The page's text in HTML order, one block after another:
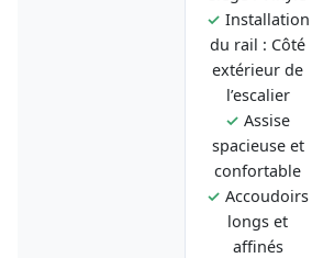
✓ Installation
du rail : Côté
extérieur de
l’escalier
✓ Assise
spacieuse et
confortable
✓ Accoudoirs
longs et
affinés